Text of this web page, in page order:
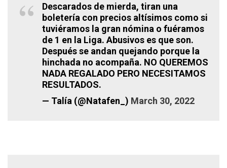
Descarados de mierda, tiran una
boletería con precios altísimos como si
tuviéramos la gran nómina o fuéramos
de 1 en la Liga. Abusivos es que son.
Después se andan quejando porque la
hinchada no acompaña. NO QUEREMOS
NADA REGALADO PERO NECESITAMOS
RESULTADOS.
— Talía (@Natafen_) March 30, 2022